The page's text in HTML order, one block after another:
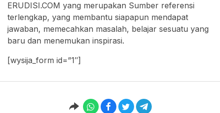
ERUDISI.COM yang merupakan Sumber referensi
terlengkap, yang membantu siapapun mendapat
jawaban, memecahkan masalah, belajar sesuatu yang
baru dan menemukan inspirasi.
[wysija_form id=”1″]